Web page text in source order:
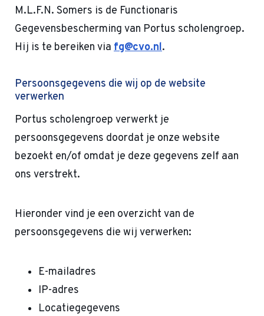
M.L.F.N. Somers is de Functionaris
Gegevensbescherming van Portus scholengroep.
Hij is te bereiken via fg@cvo.nl.
Persoonsgegevens die wij op de website
verwerken
Portus scholengroep verwerkt je
persoonsgegevens doordat je onze website
bezoekt en/of omdat je deze gegevens zelf aan
ons verstrekt.
Hieronder vind je een overzicht van de
persoonsgegevens die wij verwerken:
E-mailadres
IP-adres
Locatiegegevens